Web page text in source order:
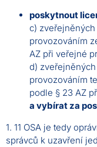
poskytnout
c)
provozováním
AZ při veřejné
d)
provozováním
podle § 23 AZ
a vybírat za
1. 11 OSA je tedy
správců k uzavření